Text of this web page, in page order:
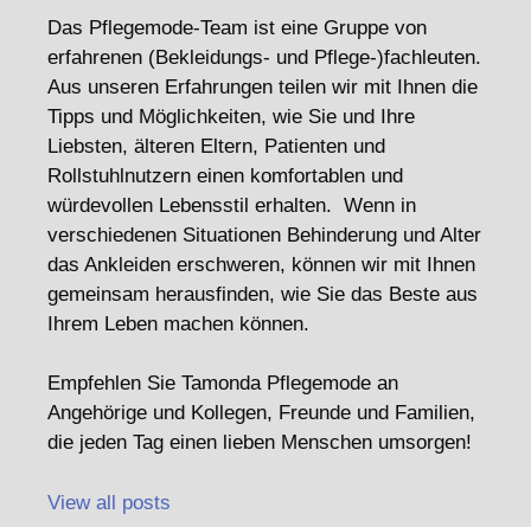
Das Pflegemode-Team ist eine Gruppe von
erfahrenen (Bekleidungs- und Pflege-)fachleuten.
Aus unseren Erfahrungen teilen wir mit Ihnen die
Tipps und Möglichkeiten, wie Sie und Ihre
Liebsten, älteren Eltern, Patienten und
Rollstuhlnutzern einen komfortablen und
würdevollen Lebensstil erhalten. Wenn in
verschiedenen Situationen Behinderung und Alter
das Ankleiden erschweren, können wir mit Ihnen
gemeinsam herausfinden, wie Sie das Beste aus
Ihrem Leben machen können.
Empfehlen Sie Tamonda Pflegemode an
Angehörige und Kollegen, Freunde und Familien,
die jeden Tag einen lieben Menschen umsorgen!
View all posts